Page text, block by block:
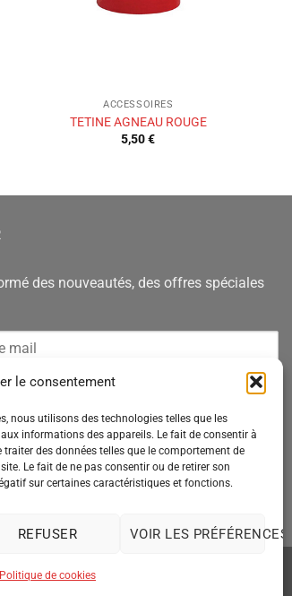
le consentement
nous utilisons des technologies telles que les
informations des appareils. Le fait de consentir à
des données telles que le comportement de
Le fait de ne pas consentir ou de retirer son
sur certaines caractéristiques et fonctions.
REFUSER VOIR LES PRÉFÉRENCES
Politique de cookies
ACCESSOIRES
TETINE AGNEAU ROUGE
5,50€
des nouveautés, des offres spéciales